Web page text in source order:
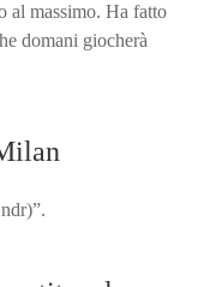
al massimo. Ha fatto
domani giocherà